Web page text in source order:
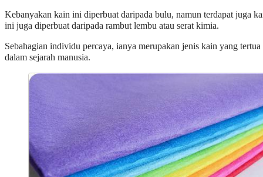
Kebanyakan kain ini diperbuat daripada bulu, namun terdapat juga
ini juga diperbuat daripada rambut lembu atau serat kimia.
Sebahagian individu percaya, ianya merupakan jenis kain yang tertua
dalam sejarah manusia.